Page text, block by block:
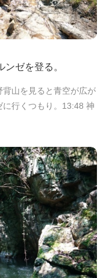
ゼを登る。
山を見ると青空が広が
行くつもり。13:48 神